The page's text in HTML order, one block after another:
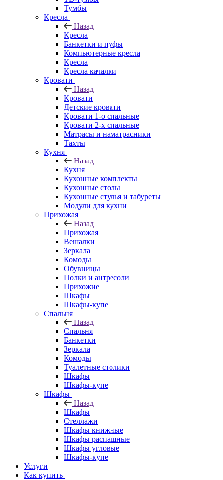
Тумбы
Кресла
Назад
Кресла
Банкетки и пуфы
Компьютерные кресла
Кресла
Кресла качалки
Кровати
Назад
Кровати
Детские кровати
Кровати 1-о спальные
Кровати 2-х спальные
Матрасы и наматрасники
Тахты
Кухня
Назад
Кухня
Кухонные комплекты
Кухонные столы
Кухонные стулья и табуреты
Модули для кухни
Прихожая
Назад
Прихожая
Вешалки
Зеркала
Комоды
Обувницы
Полки и антресоли
Прихожие
Шкафы
Шкафы-купе
Спальня
Назад
Спальня
Банкетки
Зеркала
Комоды
Туалетные столики
Шкафы
Шкафы-купе
Шкафы
Назад
Шкафы
Стеллажи
Шкафы книжные
Шкафы распашные
Шкафы угловые
Шкафы-купе
Услуги
Как купить